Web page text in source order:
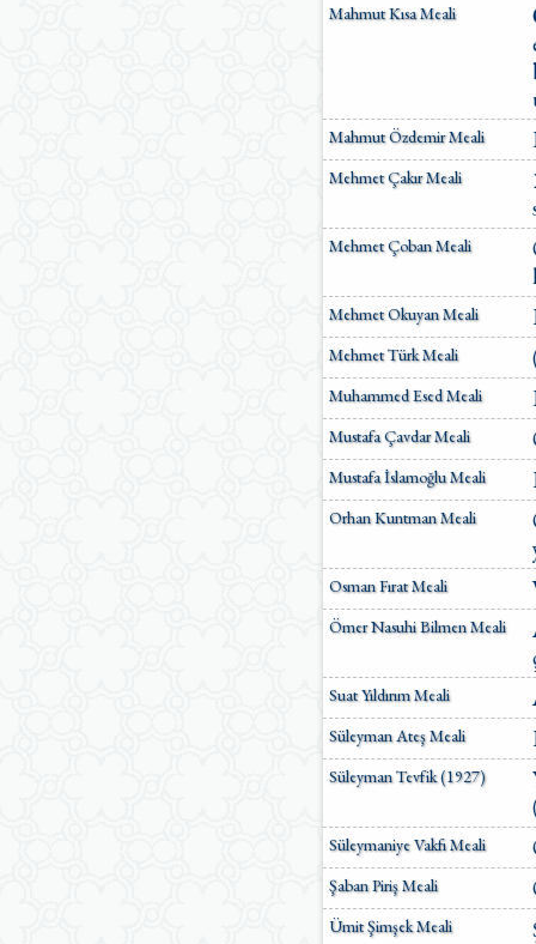
Mahmut Kısa Meali
Mahmut Özdemir Meali
Mehmet Çakır Meali
Mehmet Çoban Meali
Mehmet Okuyan Meali
Mehmet Türk Meali
Muhammed Esed Meali
Mustafa Çavdar Meali
Mustafa İslamoğlu Meali
Orhan Kuntman Meali
Osman Fırat Meali
Ömer Nasuhi Bilmen Meali
Suat Yıldırım Meali
Süleyman Ateş Meali
Süleyman Tevfik (1927)
Süleymaniye Vakfı Meali
Şaban Piriş Meali
Ümit Şimşek Meali